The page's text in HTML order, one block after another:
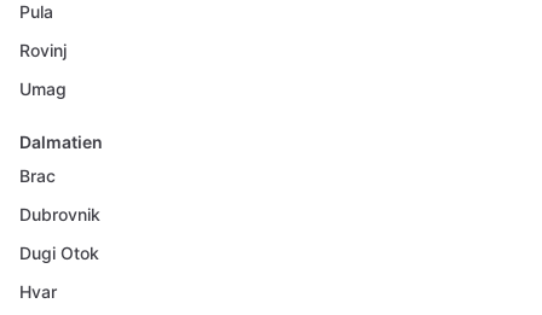
Pula
Rovinj
Umag
Dalmatien
Brac
Dubrovnik
Dugi Otok
Hvar